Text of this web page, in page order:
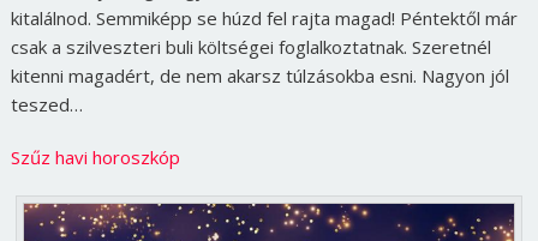
kitalálnod. Semmiképp se húzd fel rajta magad! Péntektől már
csak a szilveszteri buli költségei foglalkoztatnak. Szeretnél
kitenni magadért, de nem akarsz túlzásokba esni. Nagyon jól
teszed…
Szűz havi horoszkóp